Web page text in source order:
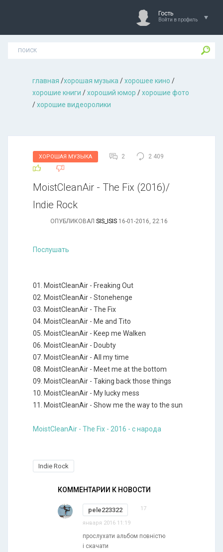
Гость
Войти в профиль
главная /хорошая музыкa /хорошее кино /
хорошие книги /хороший юмор /хорошие фото
/хорошие видеоролики
ХОРОШАЯ МУЗЫКА 2 2 409
MoistCleanAir - The Fix (2016)/
Indie Rock
ОПУБЛИКОВАЛ SIS_ISIS 16-01-2016, 22:16
Послушать
01. MoistCleanAir - Freaking Out
02. MoistCleanAir - Stonehenge
03. MoistCleanAir - The Fix
04. MoistCleanAir - Me and Tito
05. MoistCleanAir - Keep me Walken
06. MoistCleanAir - Doubty
07. MoistCleanAir - All my time
08. MoistCleanAir - Meet me at the bottom
09. MoistCleanAir - Taking back those things
10. MoistCleanAir - My lucky mess
11. MoistCleanAir - Show me the way to the sun
MoistCleanAir - The Fix - 2016 - с народа
Indie Rock
КОММЕНТАРИИ К НОВОСТИ
pele223322 17
января 2016 11:19
прослухати альбом повністю
і скачати